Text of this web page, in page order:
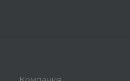
Компания